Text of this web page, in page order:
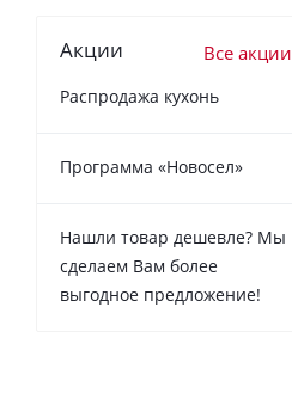
Акции Все акции
Распродажа кухонь
Программа «Новосел»
Нашли товар дешевле? Мы
сделаем Вам более
выгодное предложение!